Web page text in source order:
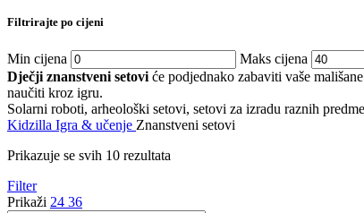
Filtrirajte po cijeni
Min cijena Maks cijena
Dječji znanstveni setovi će podjednako zabaviti vaše
naučiti kroz igru.
Solarni roboti, arheološki setovi, setovi za izradu raznih
Kidzilla Igra & učenje Znanstveni setovi
Prikazuje se svih 10 rezultata
Filter
Prikaži 24 36